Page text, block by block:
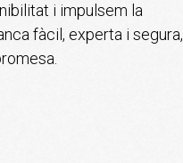
i impulsem la
fàcil, experta i segura,